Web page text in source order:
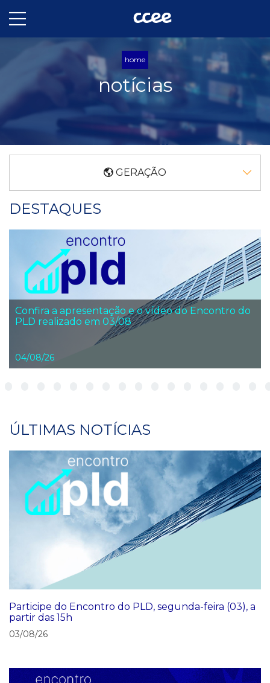
home
notícias
GERAÇÃO
DESTAQUES
Confira a apresentação e o vídeo do Encontro do
PLD realizado em 03/08
04/08/26
ÚLTIMAS NOTÍCIAS
Participe do Encontro do PLD, segunda-feira (03), a
partir das 15h
03/08/26